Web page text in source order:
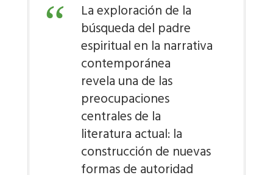
La exploración de la
búsqueda del padre
espiritual en la narrativa
contemporánea
revela una de las
preocupaciones
centrales de la
literatura actual: la
construcción de nuevas
formas de autoridad